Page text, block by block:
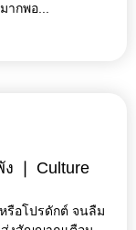
กพอ...
❘ Culture
รือโปรดักต์ จนลืม